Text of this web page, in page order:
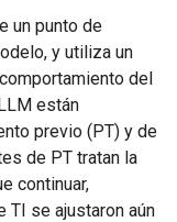
un punto de
y utiliza un
del
están
previo (PT) y de
de PT tratan la
continuar,
TI se ajustaron aún